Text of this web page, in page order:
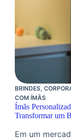
BRINDES,
COM ÍMÃS
Ímãs
Transformar um
Em um